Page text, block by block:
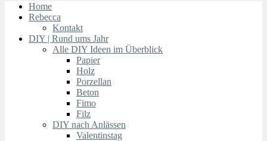
Home
Rebecca
Kontakt
DIY | Rund ums Jahr
Alle DIY Ideen im Überblick
Papier
Holz
Porzellan
Beton
Fimo
Filz
DIY nach Anlässen
Valentinstag